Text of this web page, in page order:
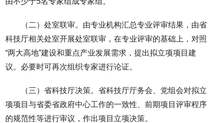
（二）处室联审。由专业机构汇总专业评审结果，由省
科技厅相关处室开展处室联审，在专业评审的基础上，对照
“两大高地”建设和重点产业发展需求，提出拟立项项目建
议。必要时可再次组织专家进行论证。
（三）省科技厅决策。省科技厅厅务会、党组会对拟立
项项目与省委省政府中心工作的一致性、前期项目评审程序
的规范性等进行审议，作出项目立项决策。